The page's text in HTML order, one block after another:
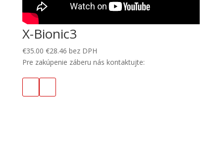
X-Bionic3
€35.00 €28.46 bez DPH
Pre zakúpenie záberu nás kontaktujte: